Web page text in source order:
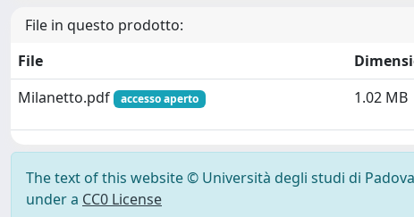
File in questo prodotto:
File
Milanetto.pdf
accesso aperto 1.02 MB
The text of this website © Università degli studi di
under a CC0 License